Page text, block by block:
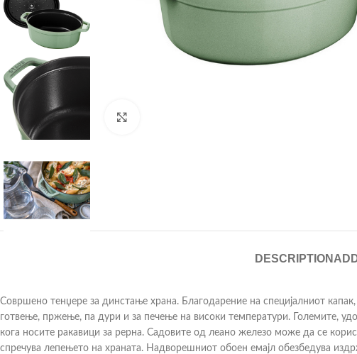
DESCRIPTION
Совршенo тенџере за динстање храна. Благодарение на специјалниот
готвење, пржење, па дури и за печење на високи температури. Големите,
кога носите ракавици за рерна. Садовите од леано железо може да се
спречува лепењето на храната. Надворешниот обоен емајл обезбедува